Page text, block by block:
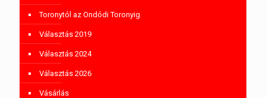
Toronytól az Ondódi Toronyig
Választás 2019
Választás 2024
Választás 2026
Vásárlás